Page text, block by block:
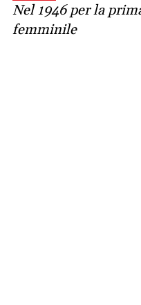
Nel 1946 per la
femminile